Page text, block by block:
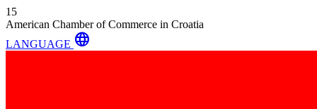
15
American Chamber of Commerce in Croatia
LANGUAGE language